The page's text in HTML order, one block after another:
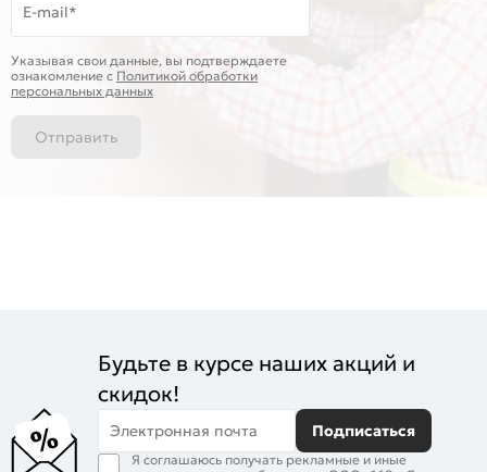
E-mail*
Указывая свои данные, вы подтверждаете
ознакомление c Политикой обработки
персональных данных
Отправить
Будьте в курсе наших акций и
скидок!
Электронная почта Подписаться
Я соглашаюсь получать рекламные и иные